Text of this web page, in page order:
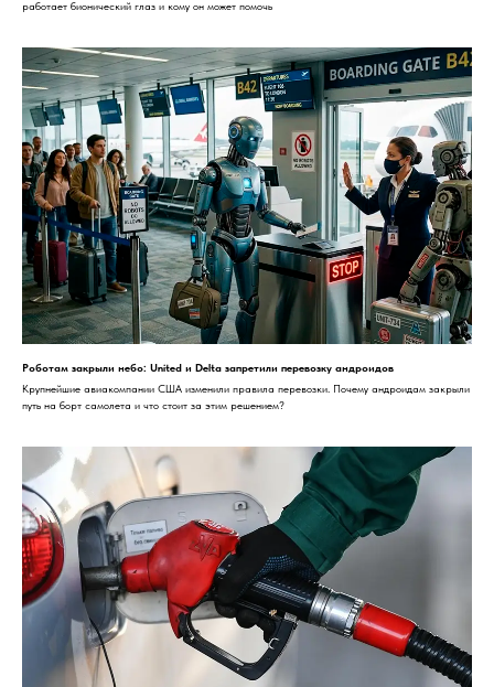
работает бионический глаз и кому он может помочь
Роботам закрыли небо: United и Delta запретили перевозку андроидов
Крупнейшие авиакомпании США изменили правила перевозки. Почему андроидам закрыли
путь на борт самолета и что стоит за этим решением?